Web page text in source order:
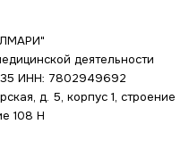
деятельности
ИНН: 7802949692
д. 5, корпус 1, строение
108 Н